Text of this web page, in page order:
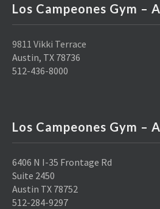
Los Campeones Gym –
9811 Vikki Terrace
Austin, TX 78736
512-436-8000
Los Campeones Gym –
6406 N I-35 Frontage Rd
Suite 2450
Austin TX 78752
512-284-9297